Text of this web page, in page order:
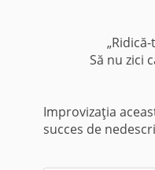
Să nu zici
Improvizaţia
succes de